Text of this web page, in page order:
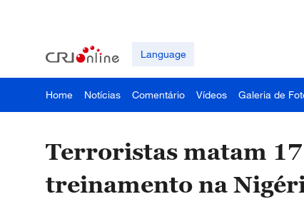
Language
Home Notícias Comentário Vídeos Galeria de
Terroristas matam
treinamento na